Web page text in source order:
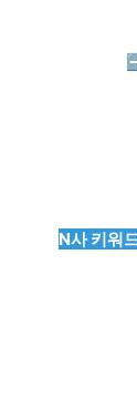
N사 키워